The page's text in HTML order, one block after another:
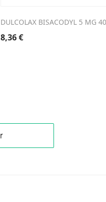
DULCOLAX BISACODYL 5 MG
8,36€